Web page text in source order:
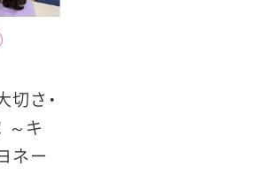
切さ・
～キ
ネー